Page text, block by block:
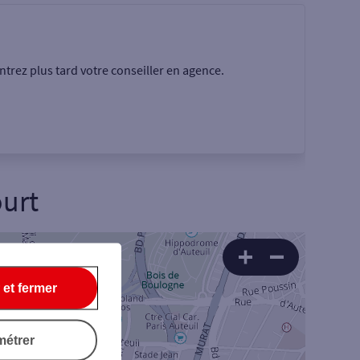
Rechercher
plus tard votre conseiller en agence.
4
fermer